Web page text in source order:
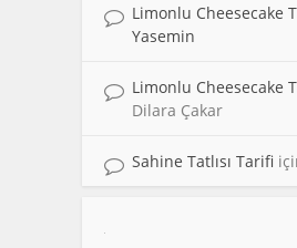
Limonlu Cheesecake
Yasemin
Limonlu Cheesecake
Dilara Çakar
Sahine Tatlısı Tarifi